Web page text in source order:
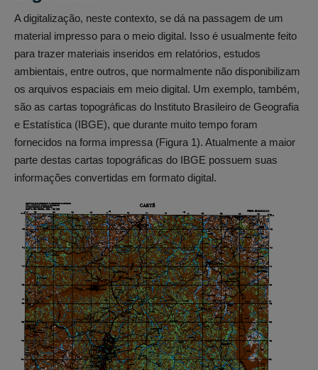
A digitalização, neste contexto, se dá na passagem de um
material impresso para o meio digital. Isso é usualmente feito
para trazer materiais inseridos em relatórios, estudos
ambientais, entre outros, que normalmente não disponibilizam
os arquivos espaciais em meio digital. Um exemplo, também,
são as cartas topográficas do Instituto Brasileiro de Geografia
e Estatística (IBGE), que durante muito tempo foram
fornecidos na forma impressa (Figura 1). Atualmente a maior
parte destas cartas topográficas do IBGE possuem suas
informações convertidas em formato digital.